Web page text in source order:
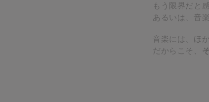
もう限界だと
あるいは、音
音楽には、ほ
だからこそ、